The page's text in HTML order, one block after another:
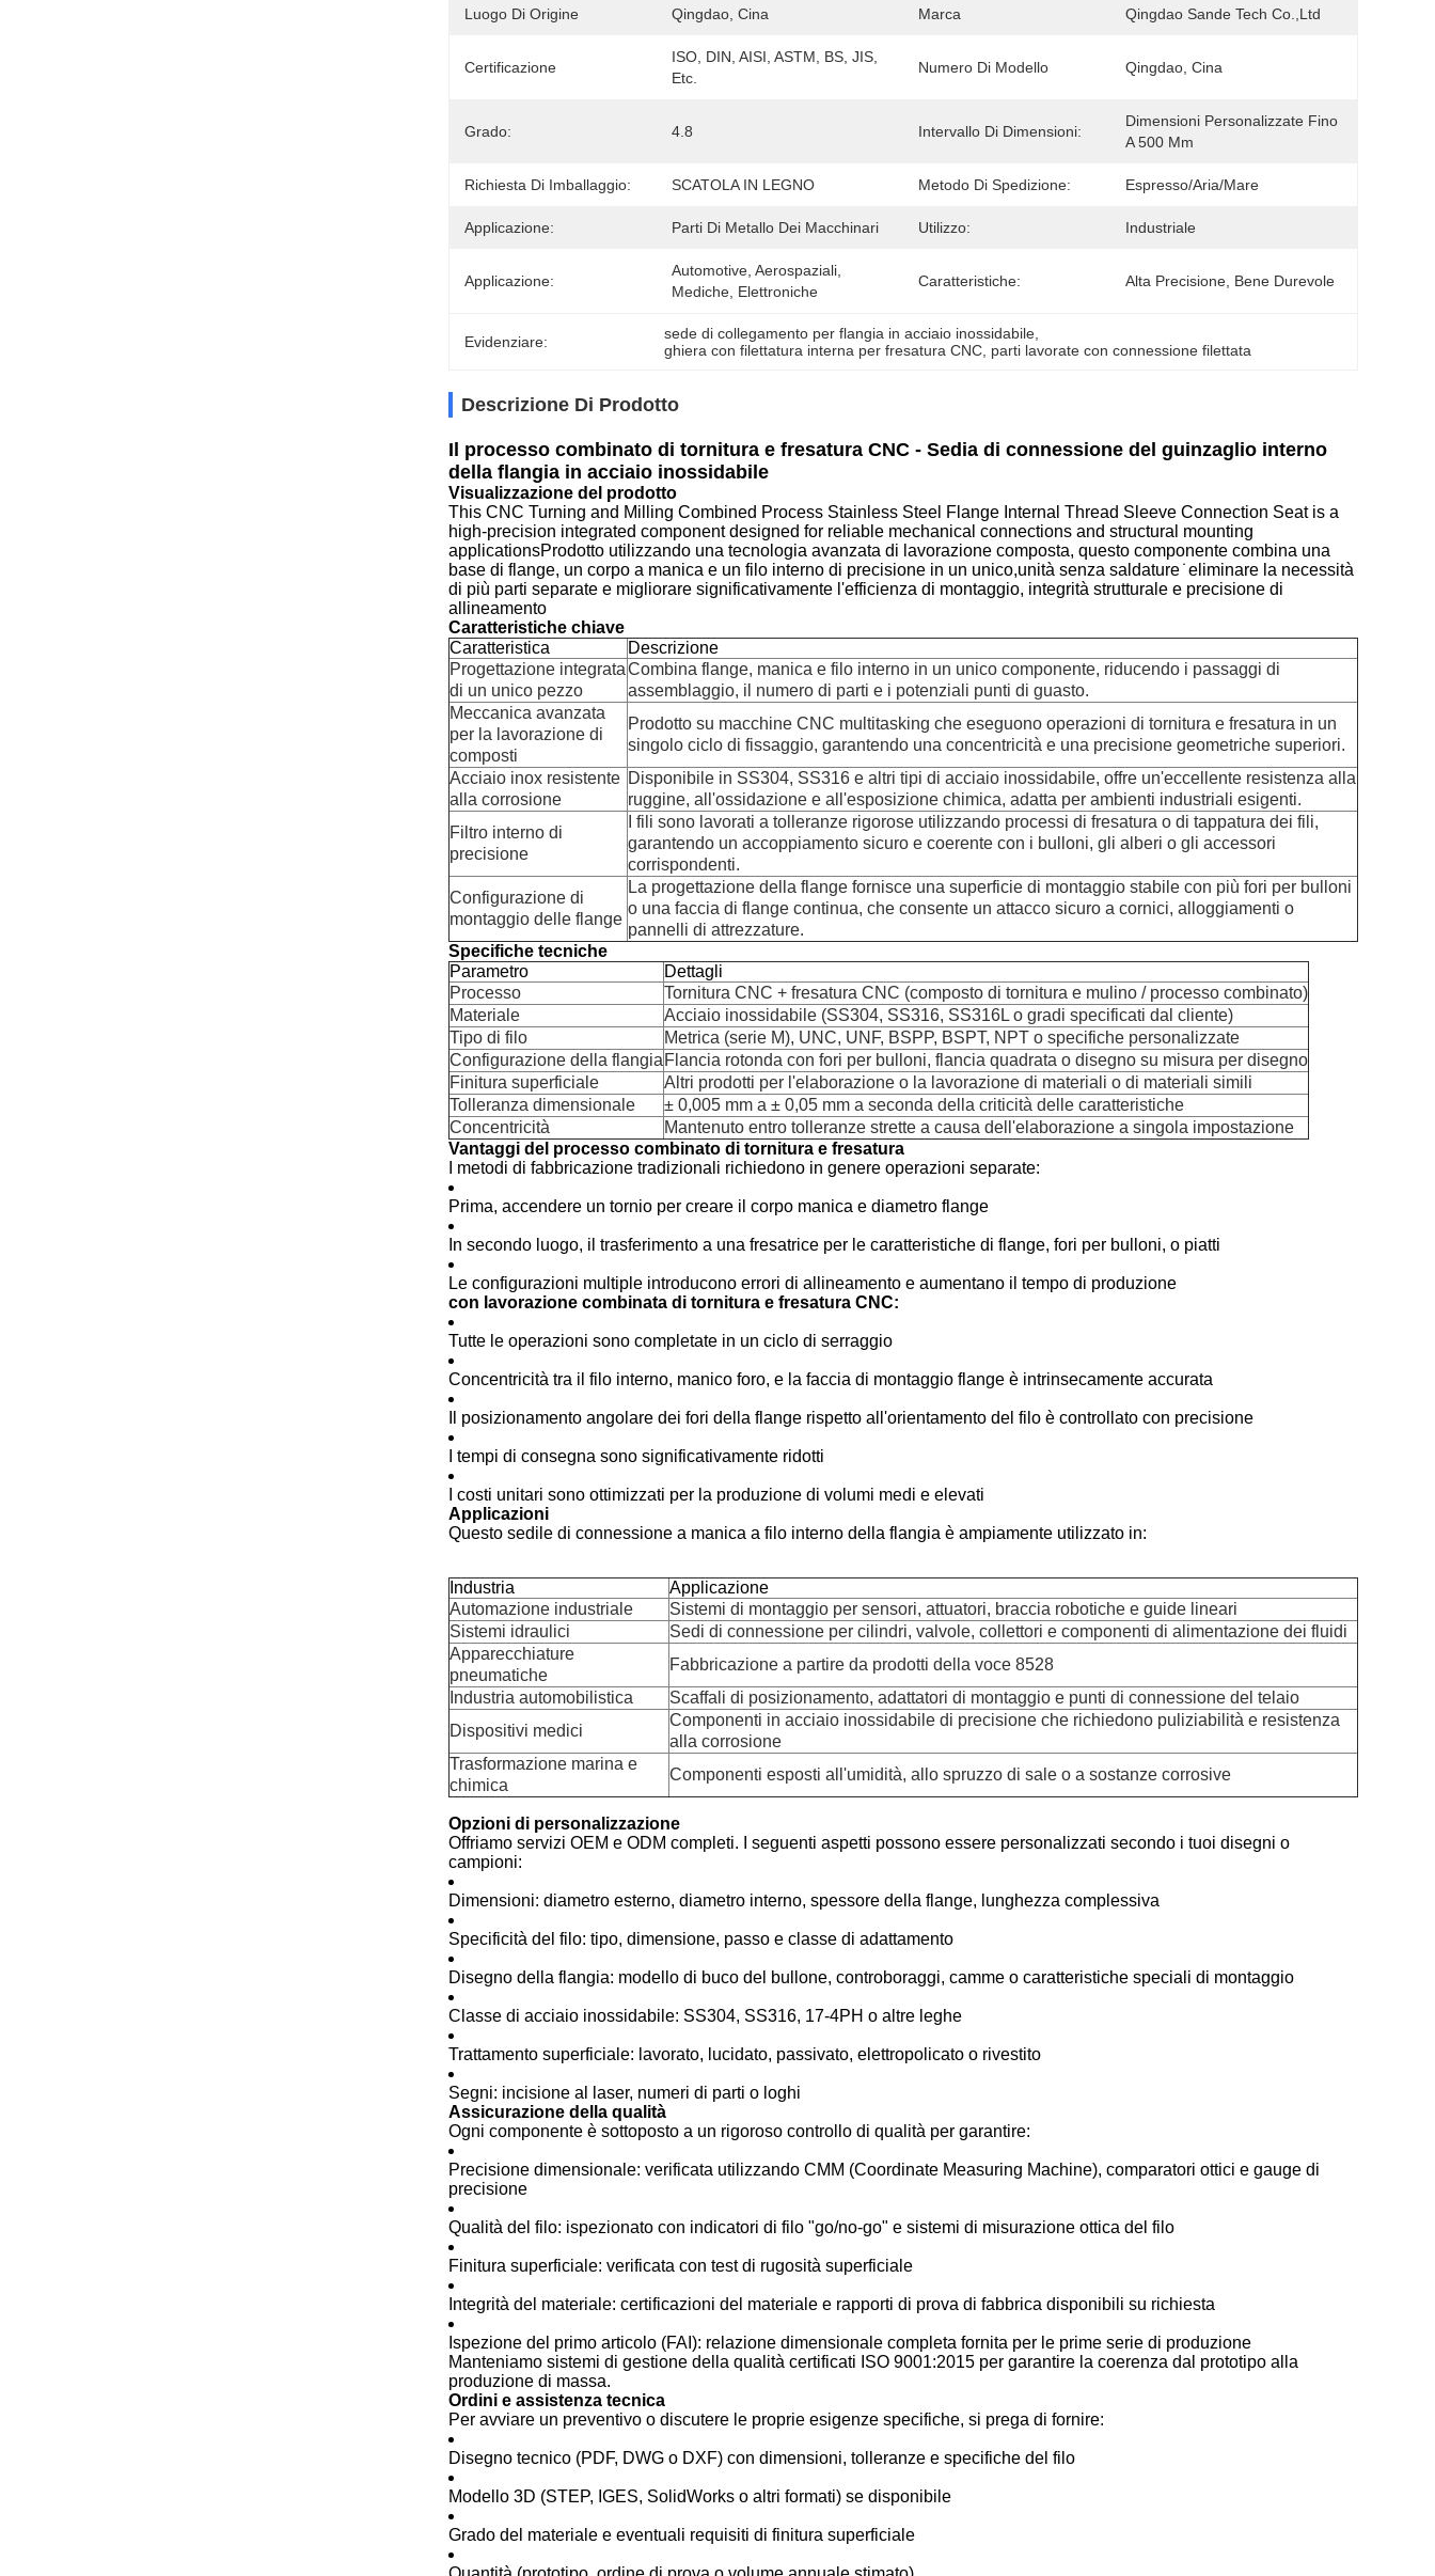
Luogo Di Origine Qingdao, Cina Marca Qingdao Sande Tech Co.,Ltd
Certificazione
ISO, DIN, AISI, ASTM, BS, JIS,
Etc.
Numero Di Modello Qingdao, Cina
Grado: 4.8 Intervallo Di Dimensioni:
Dimensioni Personalizzate Fino
A 500 Mm
Richiesta Di Imballaggio: SCATOLA IN LEGNO Metodo Di Spedizione: Espresso/aria/mare
Applicazione: Parti Di Metallo Dei Macchinari Utilizzo: Industriale
Applicazione:
Automotive, Aerospaziali,
Mediche, Elettroniche
Caratteristiche: Alta Precisione, Bene Durevole
Evidenziare: sede di collegamento per flangia in acciaio inossidabile
ghiera con filettatura interna per fresatura CNC parti lavorate con connessione filettata
Descrizione Di Prodotto
Il processo combinato di tornitura e fresatura CNC - Sedia di connessione del guinzaglio interno
della flangia in acciaio inossidabile
Visualizzazione del prodotto
This CNC Turning and Milling Combined Process Stainless Steel Flange Internal Thread Sleeve Connection Seat is a
high-precision integrated component designed for reliable mechanical connections and structural mounting
applicationsProdotto utilizzando una tecnologia avanzata di lavorazione composta, questo componente combina una
base di flange, un corpo a manica e un filo interno di precisione in un unico,unità senza saldature ̇ eliminare la necessità
di più parti separate e migliorare significativamente l'efficienza di montaggio, integrità strutturale e precisione di
allineamento
Caratteristiche chiave
Caratteristica
Descrizione
Progettazione integrata
di un unico pezzo
Combina flange, manica e filo interno in un unico componente, riducendo i passaggi di
assemblaggio, il numero di parti e i potenziali punti di guasto.
Meccanica avanzata
per la lavorazione di
composti
Prodotto su macchine CNC multitasking che eseguono operazioni di tornitura e fresatura in un
singolo ciclo di fissaggio, garantendo una concentricità e una precisione geometriche superiori.
Acciaio inox resistente
alla corrosione
Disponibile in SS304, SS316 e altri tipi di acciaio inossidabile, offre un'eccellente resistenza alla
ruggine, all'ossidazione e all'esposizione chimica, adatta per ambienti industriali esigenti.
Filtro interno di
precisione
I fili sono lavorati a tolleranze rigorose utilizzando processi di fresatura o di tappatura dei fili,
garantendo un accoppiamento sicuro e coerente con i bulloni, gli alberi o gli accessori
corrispondenti.
Configurazione di
montaggio delle flange
La progettazione della flange fornisce una superficie di montaggio stabile con più fori per bulloni
o una faccia di flange continua, che consente un attacco sicuro a cornici, alloggiamenti o
pannelli di attrezzature.
Specifiche tecniche
Parametro
Dettagli
Processo
Tornitura CNC + fresatura CNC (composto di tornitura e mulino / processo combinato)
Materiale
Acciaio inossidabile (SS304, SS316, SS316L o gradi specificati dal cliente)
Tipo di filo
Metrica (serie M), UNC, UNF, BSPP, BSPT, NPT o specifiche personalizzate
Configurazione della flangia Flancia rotonda con fori per bulloni, flancia quadrata o disegno su misura per disegno
Finitura superficiale
Altri prodotti per l'elaborazione o la lavorazione di materiali o di materiali simili
Tolleranza dimensionale
± 0,005 mm a ± 0,05 mm a seconda della criticità delle caratteristiche
Concentricità
Mantenuto entro tolleranze strette a causa dell'elaborazione a singola impostazione
Vantaggi del processo combinato di tornitura e fresatura
I metodi di fabbricazione tradizionali richiedono in genere operazioni separate:
Prima, accendere un tornio per creare il corpo manica e diametro flange
In secondo luogo, il trasferimento a una fresatrice per le caratteristiche di flange, fori per bulloni, o piatti
Le configurazioni multiple introducono errori di allineamento e aumentano il tempo di produzione
con lavorazione combinata di tornitura e fresatura CNC:
Tutte le operazioni sono completate in un ciclo di serraggio
Concentricità tra il filo interno, manico foro, e la faccia di montaggio flange è intrinsecamente accurata
Il posizionamento angolare dei fori della flange rispetto all'orientamento del filo è controllato con precisione
I tempi di consegna sono significativamente ridotti
I costi unitari sono ottimizzati per la produzione di volumi medi e elevati
Applicazioni
Questo sedile di connessione a manica a filo interno della flangia è ampiamente utilizzato in:
Industria
Applicazione
Automazione industriale
Sistemi di montaggio per sensori, attuatori, braccia robotiche e guide lineari
Sistemi idraulici
Sedi di connessione per cilindri, valvole, collettori e componenti di alimentazione dei fluidi
Apparecchiature
pneumatiche
Fabbricazione a partire da prodotti della voce 8528
Industria automobilistica
Scaffali di posizionamento, adattatori di montaggio e punti di connessione del telaio
Dispositivi medici
Componenti in acciaio inossidabile di precisione che richiedono puliziabilità e resistenza
alla corrosione
Trasformazione marina e
chimica
Componenti esposti all'umidità, allo spruzzo di sale o a sostanze corrosive
Opzioni di personalizzazione
Offriamo servizi OEM e ODM completi. I seguenti aspetti possono essere personalizzati secondo i tuoi disegni o
campioni:
Dimensioni: diametro esterno, diametro interno, spessore della flange, lunghezza complessiva
Specificità del filo: tipo, dimensione, passo e classe di adattamento
Disegno della flangia: modello di buco del bullone, controboraggi, camme o caratteristiche speciali di montaggio
Classe di acciaio inossidabile: SS304, SS316, 17-4PH o altre leghe
Trattamento superficiale: lavorato, lucidato, passivato, elettropolicato o rivestito
Segni: incisione al laser, numeri di parti o loghi
Assicurazione della qualità
Ogni componente è sottoposto a un rigoroso controllo di qualità per garantire:
Precisione dimensionale: verificata utilizzando CMM (Coordinate Measuring Machine), comparatori ottici e gauge di
precisione
Qualità del filo: ispezionato con indicatori di filo "go/no-go" e sistemi di misurazione ottica del filo
Finitura superficiale: verificata con test di rugosità superficiale
Integrità del materiale: certificazioni del materiale e rapporti di prova di fabbrica disponibili su richiesta
Ispezione del primo articolo (FAI): relazione dimensionale completa fornita per le prime serie di produzione
Manteniamo sistemi di gestione della qualità certificati ISO 9001:2015 per garantire la coerenza dal prototipo alla
produzione di massa.
Ordini e assistenza tecnica
Per avviare un preventivo o discutere le proprie esigenze specifiche, si prega di fornire:
Disegno tecnico (PDF, DWG o DXF) con dimensioni, tolleranze e specifiche del filo
Modello 3D (STEP, IGES, SolidWorks o altri formati) se disponibile
Grado del materiale e eventuali requisiti di finitura superficiale